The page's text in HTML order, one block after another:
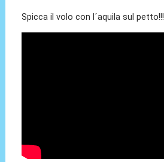
Spicca il volo con l´aquila sul petto!!!